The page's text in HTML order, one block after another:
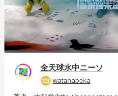
全天球水中ニーソ
watanabeka